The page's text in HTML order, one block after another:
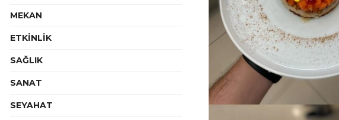
MEKAN
ETKİNLİK
SAĞLIK
SANAT
SEYAHAT